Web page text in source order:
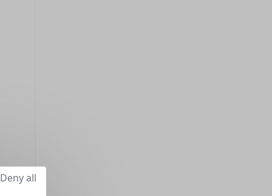
Deny all